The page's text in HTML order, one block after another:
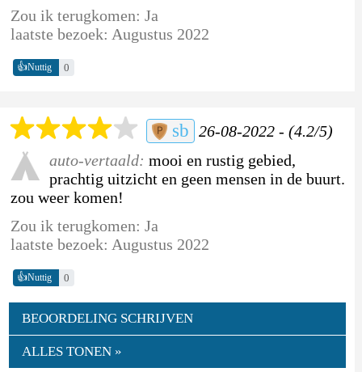
Zou ik terugkomen: Ja
laatste bezoek: Augustus 2022
👍Nuttig 0
sb 26-08-2022 - (4.2/5)
auto-vertaald: mooi en rustig gebied,
prachtig uitzicht en geen mensen in de buurt.
zou weer komen!
Zou ik terugkomen: Ja
laatste bezoek: Augustus 2022
👍Nuttig 0
BEOORDELING SCHRIJVEN
ALLES TONEN »